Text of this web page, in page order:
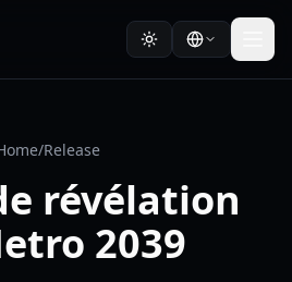
/Release
révélation
2039